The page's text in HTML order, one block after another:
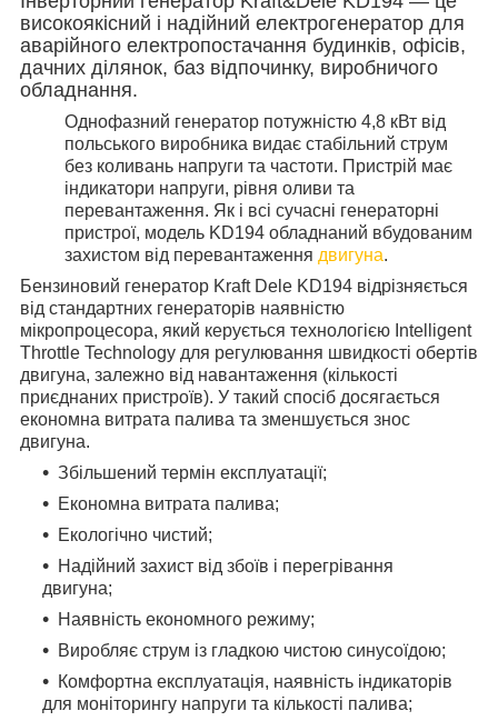
високоякісний і надійний електрогенератор для
аварійного електропостачання будинків, офісів,
дачних ділянок, баз відпочинку, виробничого
обладнання.
Однофазний генератор потужністю 4,8 кВт від
польського виробника видає стабільний струм
без коливань напруги та частоти. Пристрій має
індикатори напруги, рівня оливи та
перевантаження. Як і всі сучасні генераторні
пристрої, модель KD194 обладнаний вбудованим
захистом від перевантаження двигуна.
Бензиновий генератор Kraft Dele KD194 відрізняється
від стандартних генераторів наявністю
мікропроцесора, який керується технологією Intelligent
Throttle Technology для регулювання швидкості обертів
двигуна, залежно від навантаження (кількості
приєднаних пристроїв). У такий спосіб досягається
економна витрата палива та зменшується знос
двигуна.
Збільшений термін експлуатації;
Економна витрата палива;
Екологічно чистий;
Надійний захист від збоїв і перегрівання
двигуна;
Наявність економного режиму;
Виробляє струм із гладкою чистою синусоїдою;
Комфортна експлуатація, наявність індикаторів
для моніторингу напруги та кількості палива;